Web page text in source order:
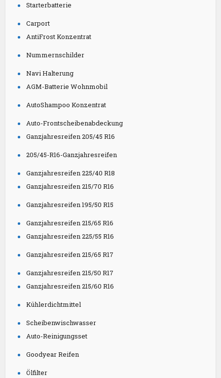
Starterbatterie
Carport
AntiFrost Konzentrat
Nummernschilder
Navi Halterung
AGM-Batterie Wohnmobil
AutoShampoo Konzentrat
Auto-Frontscheibenabdeckung
Ganzjahresreifen 205/45 R16
205/45-R16-Ganzjahresreifen
Ganzjahresreifen 225/40 R18
Ganzjahresreifen 215/70 R16
Ganzjahresreifen 195/50 R15
Ganzjahresreifen 215/65 R16
Ganzjahresreifen 225/55 R16
Ganzjahresreifen 215/65 R17
Ganzjahresreifen 215/50 R17
Ganzjahresreifen 215/60 R16
Kühlerdichtmittel
Scheibenwischwasser
Auto-Reinigungsset
Goodyear Reifen
Ölfilter